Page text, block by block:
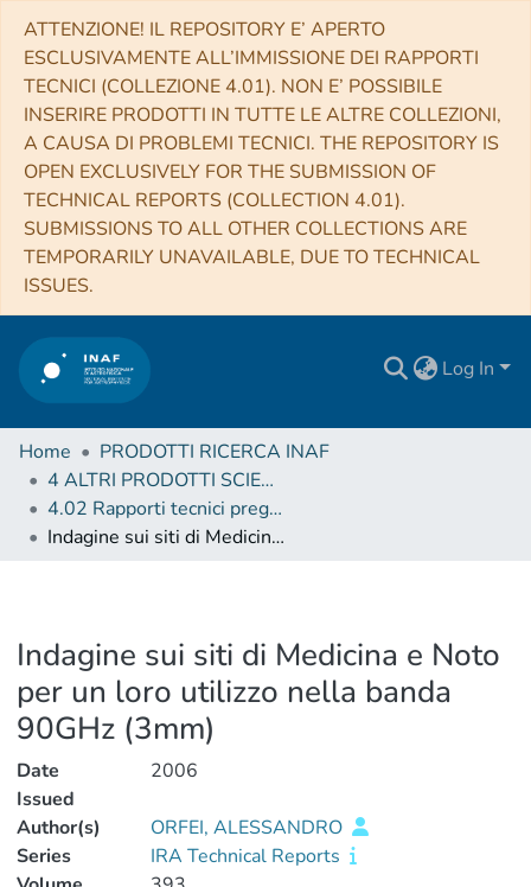
ATTENZIONE! IL REPOSITORY E’ APERTO
ESCLUSIVAMENTE ALL’IMMISSIONE DEI RAPPORTI
TECNICI (COLLEZIONE 4.01). NON E’ POSSIBILE
INSERIRE PRODOTTI IN TUTTE LE ALTRE COLLEZIONI,
A CAUSA DI PROBLEMI TECNICI. THE REPOSITORY IS
OPEN EXCLUSIVELY FOR THE SUBMISSION OF
TECHNICAL REPORTS (COLLECTION 4.01).
SUBMISSIONS TO ALL OTHER COLLECTIONS ARE
TEMPORARILY UNAVAILABLE, DUE TO TECHNICAL
ISSUES.
Log In
Home
PRODOTTI RICERCA INAF
4 ALTRI PRODOTTI SCIENTIFICI (Other scientific products)
4.02 Rapporti tecnici pregressi
Indagine sui siti di Medicina e Noto per un loro utilizzo nella banda 90GHz (3mm)
Indagine sui siti di Medicina e Noto
per un loro utilizzo nella banda
90GHz (3mm)
Date
Issued
2006
Author(s)
ORFEI, ALESSANDRO
Series
IRA Technical Reports